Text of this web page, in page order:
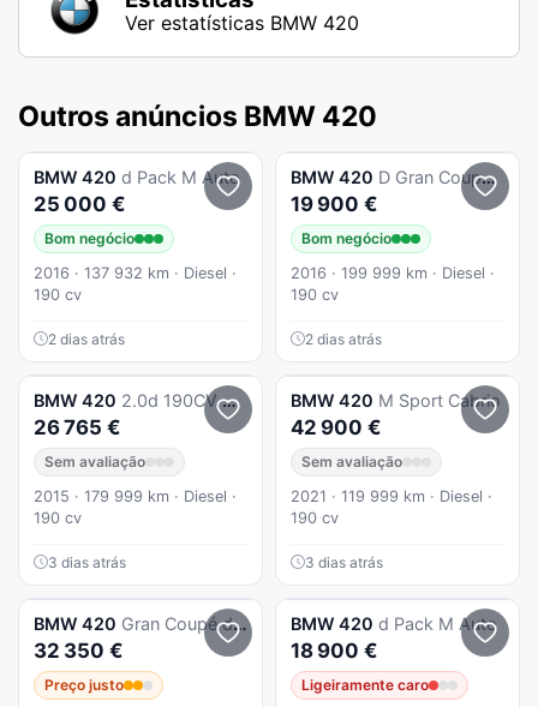
Ver estatísticas BMW 420
Outros anúncios BMW 420
BMW 420 d Pack M Auto
25 000 €
Bom negócio
2016 · 137 932 km · Diesel ·
190 cv
2 dias atrás
BMW 420 D Gran Coupé M
19 900 €
Bom negócio
2016 · 199 999 km · Diesel ·
190 cv
2 dias atrás
BMW 420 2.0d 190CV Cabrio
26 765 €
Sem avaliação
2015 · 179 999 km · Diesel ·
190 cv
3 dias atrás
BMW 420 M Sport Cabrio
42 900 €
Sem avaliação
2021 · 119 999 km · Diesel ·
190 cv
3 dias atrás
BMW 420 Gran Coupé d Advantage Auto
32 350 €
Preço justo
BMW 420 d Pack M Auto
18 900 €
Ligeiramente caro